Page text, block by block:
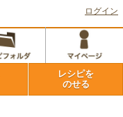
ログイン
レシピを
のせる